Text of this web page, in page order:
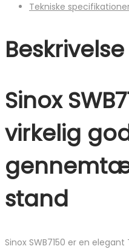
Tekniske
Beskrivelse
Sinox
virkelig
stand
Sinox SWB7150 er en